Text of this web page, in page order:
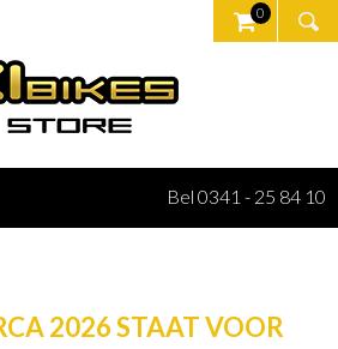
0
Bel 0341 - 25 84 10
2026 STAAT VOOR